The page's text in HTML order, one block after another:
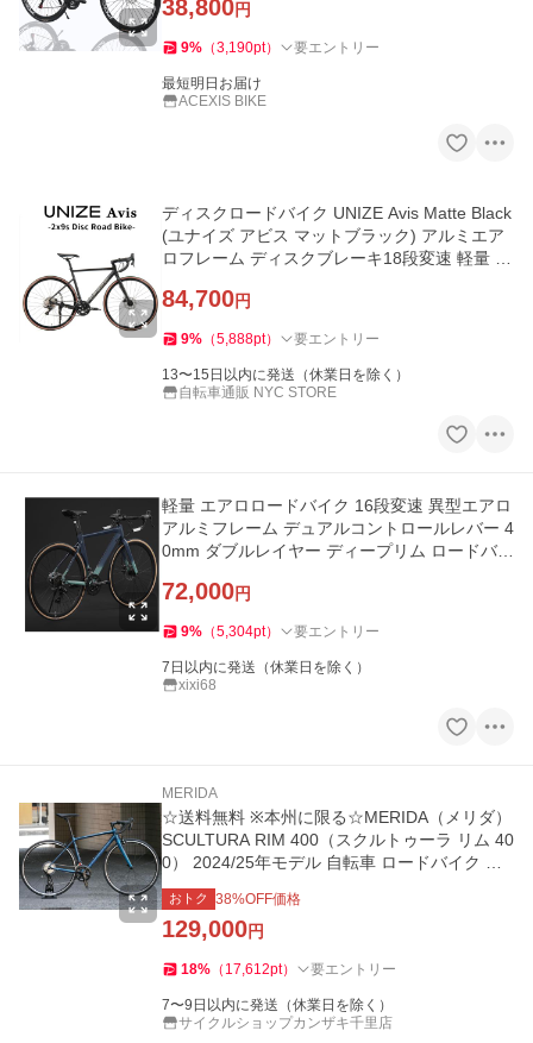
38,800円
9% （3,190pt） 要エントリー
最短明日お届け
ACEXIS BIKE
ディスクロードバイク UNIZE Avis Matte Black
(ユナイズ アビス マットブラック) アルミエア
ロフレーム ディスクブレーキ18段変速 軽量 完
84,700円
9% （5,888pt） 要エントリー
13〜15日以内に発送（休業日を除く）
自転車通販 NYC STORE
軽量 エアロロードバイク 16段変速 異型エアロ
アルミフレーム デュアルコントロールレバー 4
0mm ダブルレイヤー ディープリム ロードバイ
72,000円
9% （5,304pt） 要エントリー
7日以内に発送（休業日を除く）
xixi68
MERIDA
☆送料無料 ※本州に限る☆MERIDA（メリダ）
SCULTURA RIM 400（スクルトゥーラ リム 40
0） 2024/25年モデル 自転車 ロードバイク サ
イクリング 通勤通学に
おトク 38%OFF価格
129,000円
18% （ 17,612pt） 要エントリー
7〜9日以内に発送（休業日を除く）
サイクルショップカンザキ千里店